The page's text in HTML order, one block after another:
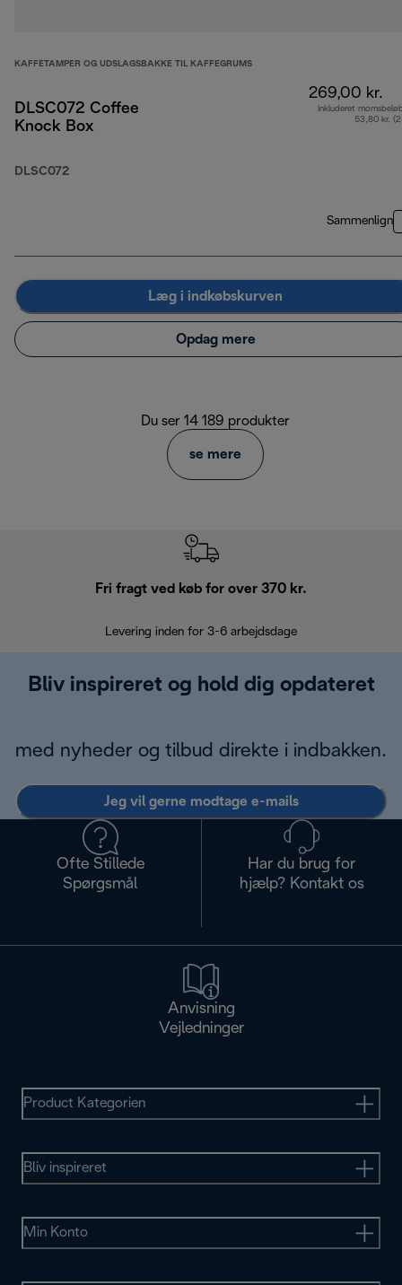
KAFFETAMPER OG UDSLAGSBAKKE TIL KAFFEGRUMS
DLSC072 Coffee
Knock Box
DLSC072
269,00 kr.
Inkluderet
53,80 kr.
Sammenlign
Læg i indkøbskurven
Opdag mere
Du ser 14 189 produkter
se mere
Fri fragt ved køb for over 370 kr.
Levering inden for 3-6 arbejdsdage
Bliv inspireret og hold dig opdateret
med nyheder og tilbud direkte i indbakken.
Jeg vil gerne modtage e-mails
Ofte Stillede
Spørgsmål
Har du brug for
hjælp? Kontakt os
Anvisning
Vejledninger
Product Kategorien
Bliv inspireret
Min Konto